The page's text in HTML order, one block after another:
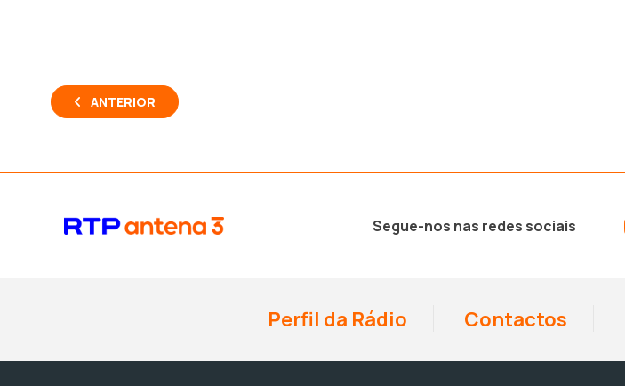
ANTERIOR
Segue-nos nas redes sociais
Perfil da Rádio Contactos